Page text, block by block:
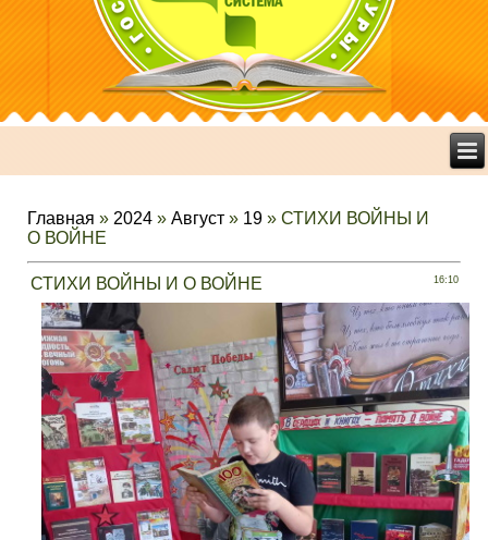
Главная » 2024 » Август » 19 » СТИХИ ВОЙНЫ И
О ВОЙНЕ
16:10
СТИХИ ВОЙНЫ И О ВОЙНЕ